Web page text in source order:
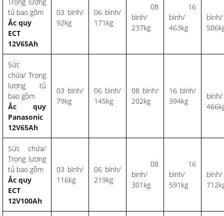
tủ bao gồm
Ắc quy
ECT
12V65Ah
03 bình/
92kg
06 bình/
171kg
08
bình/
237kg
16
bình/
463kg
bình/
Sức
chứa/ Trọng
lượng tủ
bao gồm
Ắc quy
Panasonic
12V65Ah
03 bình/
79kg
06 bình/
145kg
08 bình/
202kg
16 bình/
394kg
bình/
Sức chứa/
Trọng lượng
tủ bao gồm
Ắc quy
ECT
12V100Ah
03 bình/
116kg
06 bình/
219kg
08
bình/
301kg
16
bình/
591kg
bình/